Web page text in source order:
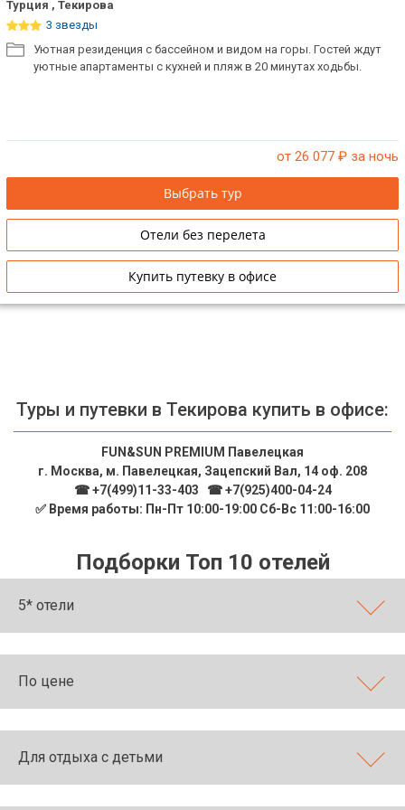
Турция , Текирова
3 звезды
Уютная резиденция с бассейном и видом на горы. Гостей ждут
уютные апартаменты с кухней и пляж в 20 минутах ходьбы.
от 26 077 ₽ за ночь
Выбрать тур
Отели без перелета
Купить путевку в офисе
Туры и путевки в Текирова купить в офисе:
FUN&SUN PREMIUM Павелецкая
г. Москва, м. Павелецкая, Зацепский Вал, 14 оф. 208
☎ +7(499)11-33-403
☎ +7(925)400-04-24
✅ Время работы: Пн-Пт 10:00-19:00 Сб-Вс 11:00-16:00
Подборки Топ 10 отелей
5* отели
По цене
Для отдыха с детьми